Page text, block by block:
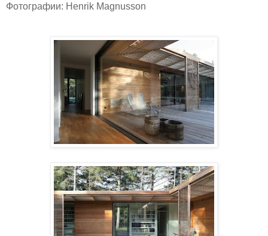
Фотографии: Henrik Magnusson